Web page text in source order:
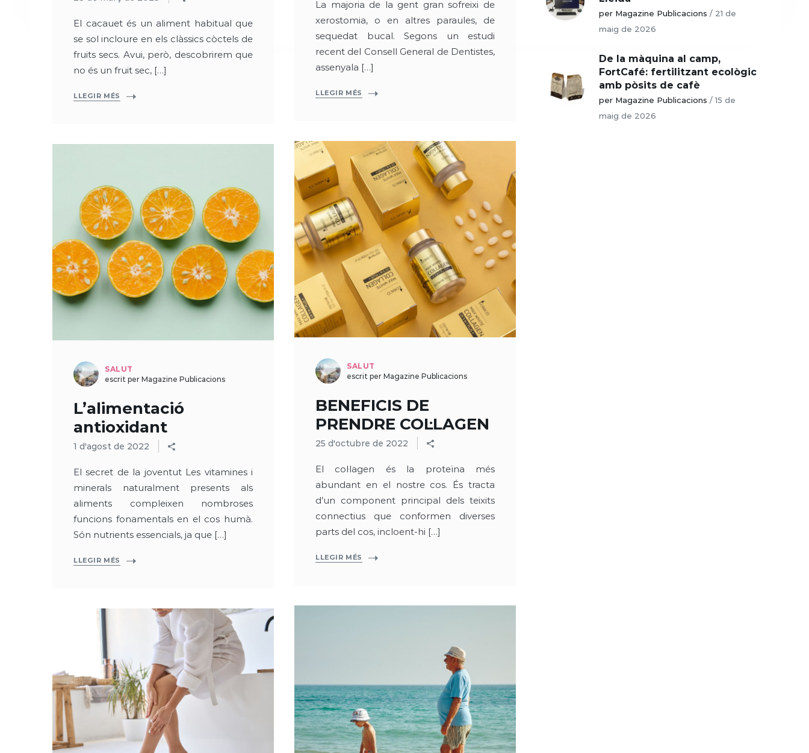
El cacauet és un aliment habitual que
se sol incloure en els clàssics còctels de
fruits secs. Avui, però, descobrirem que
no és un fruit sec, […]
LLEGIR MÉS
La majoria de la gent gran sofreixi de
xerostomia, o en altres paraules, de
sequedat bucal. Segons un estudi
recent del Consell General de Dentistes,
assenyala […]
LLEGIR MÉS
SALUT
escrit per Magazine Publicacions
BENEFICIS DE
PRENDRE COL·LAGEN
25 d'octubre de 2022
El col·lagen és la proteïna més
abundant en el nostre cos. És tracta
d’un component principal dels teixits
connectius que conformen diverses
parts del cos, incloent-hi […]
LLEGIR MÉS
SALUT
escrit per Magazine Publicacions
L’alimentació
antioxidant
1 d'agost de 2022
El secret de la joventut Les vitamines i
minerals naturalment presents als
aliments compleixen nombroses
funcions fonamentals en el cos humà.
Són nutrients essencials, ja que […]
LLEGIR MÉS
per Magazine Publicacions / 21 de
maig de 2026
De la màquina al camp,
FortCafé: fertilitzant ecològic
amb pòsits de cafè
per Magazine Publicacions /15 de
maig de 2026